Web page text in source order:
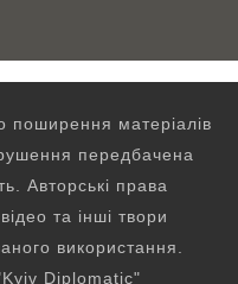
поширення матеріалів
передбачена
Авторські права
та інші твори
використання.
Diplomatic"